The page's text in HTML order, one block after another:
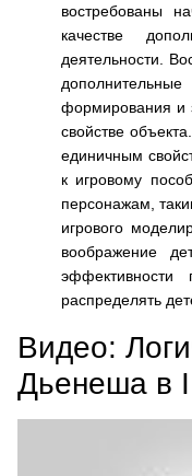
востребованы
качестве
деятельности.
формирования и
свойстве
единичным
к игровому
персонажам,
игрового
воображение
эффективности
распределять
Видео:
Дьенеша в